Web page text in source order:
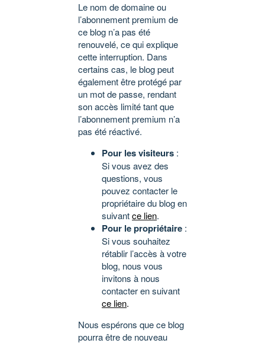
Le nom de domaine ou
l’abonnement premium de
ce blog n’a pas été
renouvelé, ce qui explique
cette interruption. Dans
certains cas, le blog peut
également être protégé par
un mot de passe, rendant
son accès limité tant que
l’abonnement premium n’a
pas été réactivé.
Pour les visiteurs :
Si vous avez des
questions, vous
pouvez contacter le
propriétaire du blog en
suivantce lien.
Pour le propriétaire :
Si vous souhaitez
rétablir l’accès à votre
blog, nous vous
invitons à nous
contacter en suivant
ce lien.
Nous espérons que ce blog
pourra être de nouveau